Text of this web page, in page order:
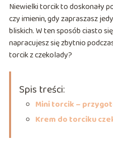
Niewielki torcik to doskonały
czy imienin, gdy zapraszasz
bliskich. W ten sposób ciasto
napracujesz się zbytnio
torcik z czekolady?
Spis treści:
Mini torcik –
Krem do torciku